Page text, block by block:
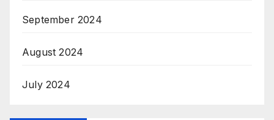
September 2024
August 2024
July 2024